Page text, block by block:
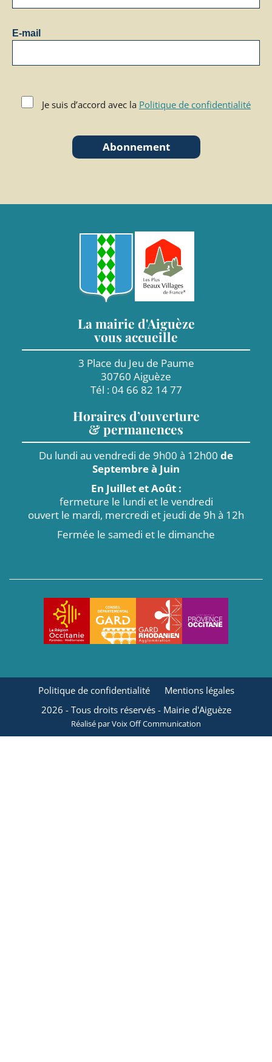
E-mail
Je suis d’accord avec la Politique de confidentialité
Abonnement
La mairie d'Aiguèze
vous accueille
3 Place du Jeu de Paume
30760 Aiguèze
Tél : 04 66 82 14 77
Horaires d’ouverture
& permanences
Du lundi au vendredi de 9h00 à 12h00 de
Septembre à Juin
En Juillet et Août :
fermeture le lundi et le vendredi
ouvert le mardi, mercredi et jeudi de 9h à 12h
Fermée le samedi et le dimanche
2026 - Tous droits réservés - Mairie d'Aiguèze
Réalisé par Voix Off Communication
Politique de confidentialité Mentions légales